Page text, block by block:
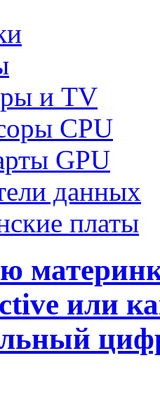
и TV
CPU
GPU
данных
платы
или